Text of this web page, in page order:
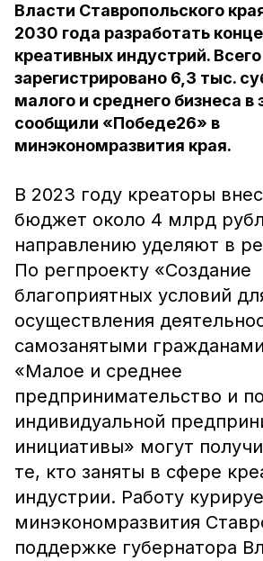
Власти Ставропольского
2030 года разработать
креативных индустрий.
зарегистрировано 6,3 тыс.
малого и среднего бизнеса в
сообщили «Победе26» в
минэкономразвития края.
В 2023 году креаторы
бюджет около 4 млрд
направлению уделяют в
По регпроекту «Создание
благоприятных условий
осуществления
самозанятыми
«Малое и среднее
предпринимательство и
индивидуальной
инициативы» могут
те, кто заняты в сфере
индустрии. Работу
минэкономразвития
поддержке губернатора